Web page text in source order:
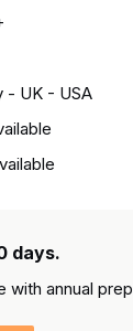
- UK - USA
days.
with annual